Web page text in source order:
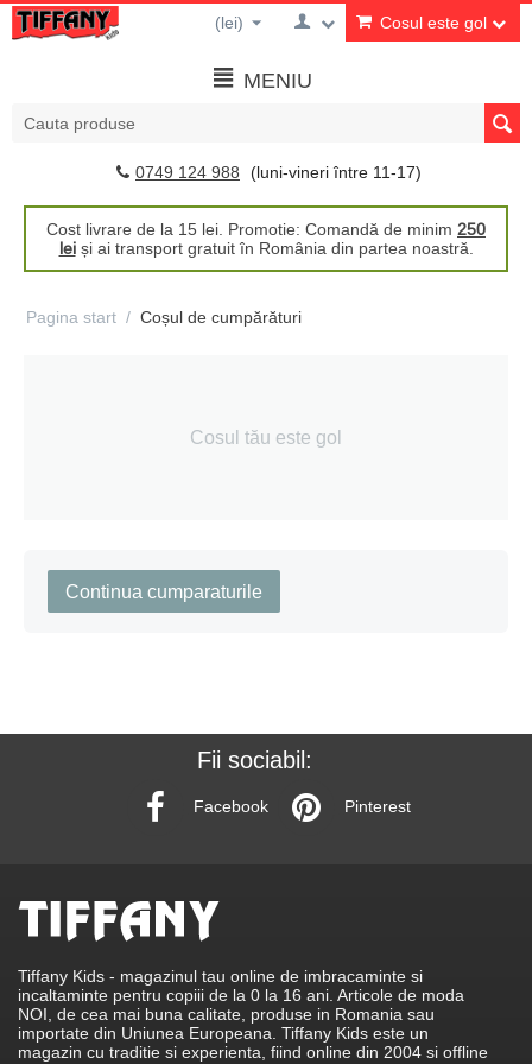
Cosul este gol
(lei)
MENIU
0749 124 988 (luni-vineri între 11-17)
Cost livrare de la 15 lei. Promotie: Comandă de minim 250
leiși ai transport gratuit în România din partea noastră.
Pagina start / Coșul de cumpărături
Cosul tău este gol
Continua cumparaturile
Fii sociabil:
Facebook Pinterest
Tiffany Kids - magazinul tau online de imbracaminte si
incaltaminte pentru copiii de la 0 la 16 ani. Articole de moda
NOI, de cea mai buna calitate, produse in Romania sau
importate din Uniunea Europeana. Tiffany Kids este un
magazin cu traditie si experienta, fiind online din 2004 si offline